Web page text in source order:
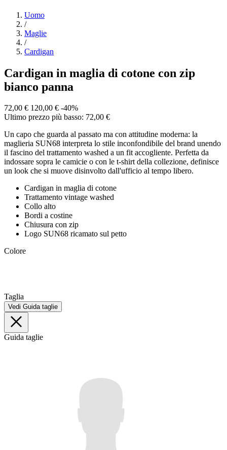
Uomo
/
Maglie
/
Cardigan
Cardigan in maglia di cotone con zip
bianco panna
72,00 € 120,00 € -40%
Ultimo prezzo più basso: 72,00 €
Un capo che guarda al passato ma con attitudine moderna: la
maglieria SUN68 interpreta lo stile inconfondibile del brand unendo
il fascino del trattamento washed a un fit accogliente. Perfetta da
indossare sopra le camicie o con le t-shirt della collezione, definisce
un look che si muove disinvolto dall'ufficio al tempo libero.
Cardigan in maglia di cotone
Trattamento vintage washed
Collo alto
Bordi a costine
Chiusura con zip
Logo SUN68 ricamato sul petto
Colore
Taglia
Vedi Guida taglie
Guida taglie